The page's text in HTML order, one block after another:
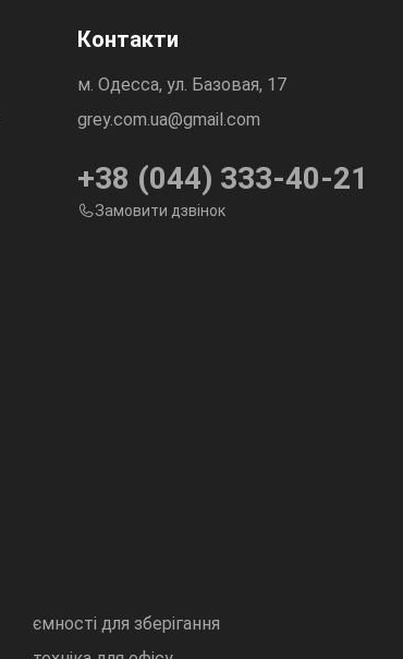
Контакти
м. Одесса, ул. Базовая, 17
grey.com.ua@gmail.com
+38 (044) 333-40-21
Замовити дзвінок
ємності для зберігання